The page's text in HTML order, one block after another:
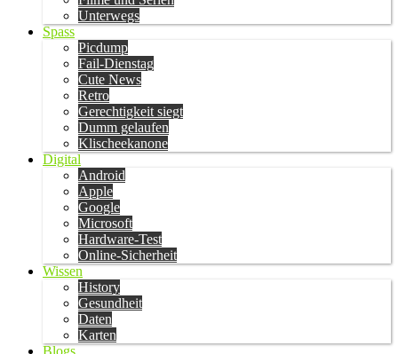
Unterwegs
Spass
Picdump
Fail-Dienstag
Cute News
Retro
Gerechtigkeit siegt
Dumm gelaufen
Klischeekanone
Digital
Android
Apple
Google
Microsoft
Hardware-Test
Online-Sicherheit
Wissen
History
Gesundheit
Daten
Karten
Blogs